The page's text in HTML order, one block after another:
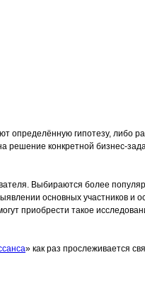
гипотезу, либо
конкретной бизнес-
Выбираются более
основных участников
приобрести такое
» как раз прослеживается